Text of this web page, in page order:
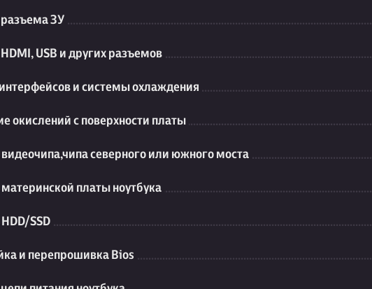
ЗУ
USB и других разъемов
и системы охлаждения
окислений с поверхности платы
северного или южного моста
платы ноутбука
SSD
и перепрошивка Bios